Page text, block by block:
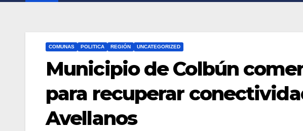
COMUNAS POLITICA REGIÓN UNCATEGORIZED
Municipio de Colbún
para recuperar
Avellanos